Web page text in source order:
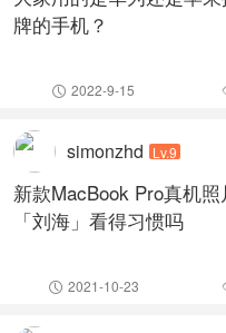
牌的手机？
 2022-9-15
simonzhd Lv.9
新款MacBook Pro真机
「刘海」看得习惯吗
 2021-10-23